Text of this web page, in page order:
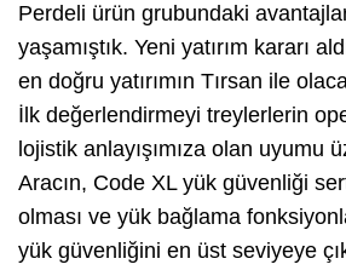
Perdeli ürün grubundaki
yaşamıştık. Yeni yatırım kararı
en doğru yatırımın Tırsan ile
İlk değerlendirmeyi treylerlerin
lojistik anlayışımıza olan uyumu
Aracın, Code XL yük güvenliği
olması ve yük bağlama
yük güvenliğini en üst seviyeye